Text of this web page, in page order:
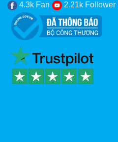
4.3k Fan 2.21k Follower